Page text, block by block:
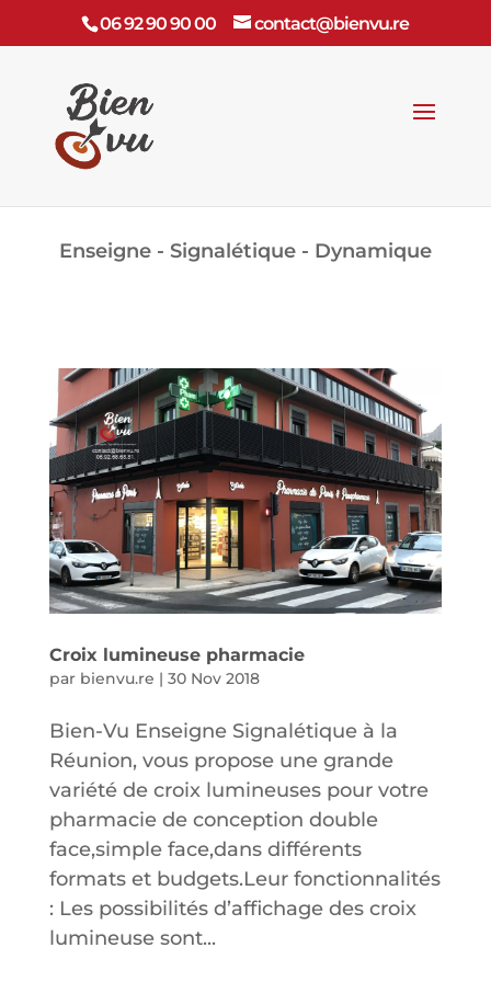
06 92 90 90 00 contact@bienvu.re
Enseigne - Signalétique - Dynamique
Croix lumineuse pharmacie
par bienvu.re | 30 Nov 2018
Bien-Vu Enseigne Signalétique à la
Réunion, vous propose une grande
variété de croix lumineuses pour votre
pharmacie de conception double
face,simple face,dans différents
formats et budgets.Leur fonctionnalités
: Les possibilités d’affichage des croix
lumineuse sont...